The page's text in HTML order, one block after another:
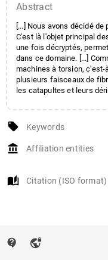
Abstract
[...] Nous avons décidé
C'est là l'objet principal
une fois décryptés,
dans ce domaine. [...]
machines à torsion, c'est-
plusieurs faisceaux de
les catapultes et leurs
local_offer Keywords
account_balance Affiliation entities
auto_stories Citation (ISO format)
contact_support vpn_lock